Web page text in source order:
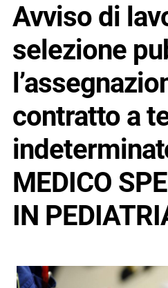
Avviso di
selezione
contratto a
MEDICO
IN